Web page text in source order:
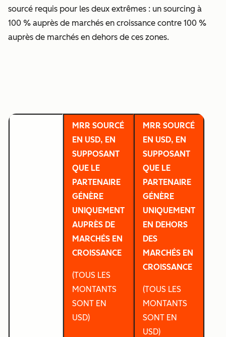
sourcé requis pour les deux extrêmes : un sourcing à
100 % auprès de marchés en croissance contre 100 %
auprès de marchés en dehors de ces zones.
MRR SOURCÉ
EN USD, EN
SUPPOSANT
QUE LE
PARTENAIRE
GÉNÈRE
UNIQUEMENT
AUPRÈS DE
MARCHÉS EN
CROISSANCE
(TOUS LES
MONTANTS
SONT EN
USD)
MRR SOURCÉ
EN USD, EN
SUPPOSANT
QUE LE
PARTENAIRE
GÉNÈRE
UNIQUEMENT
EN DEHORS
DES
MARCHÉS EN
CROISSANCE
(TOUS LES
MONTANTS
SONT EN
USD)